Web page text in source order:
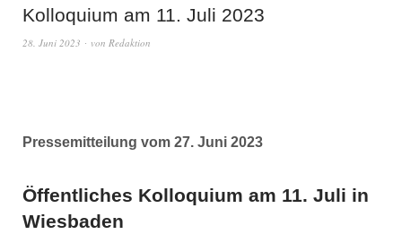
Kolloquium am 11. Juli 2023
28. Juni 2023 von Redaktion
Pressemitteilung vom 27. Juni 2023
Öffentliches Kolloquium am 11. Juli in
Wiesbaden